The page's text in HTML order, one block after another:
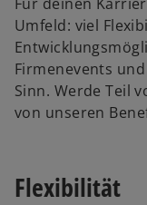
Umfeld: viel
Firmenevents
Sinn. Werde Teil
von unseren
Flexibilität